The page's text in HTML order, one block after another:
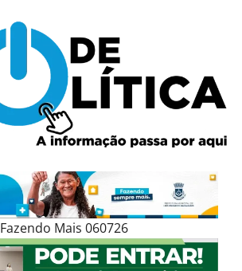
Fazendo Mais 060726